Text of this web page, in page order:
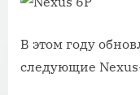
В этом году
следующие